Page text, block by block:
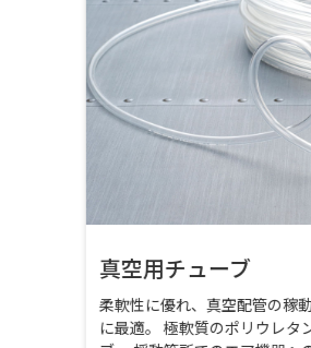
真空用チューブ
柔軟性に優れ、真空配管の稼
に最適。 極軟質のポリウレタ